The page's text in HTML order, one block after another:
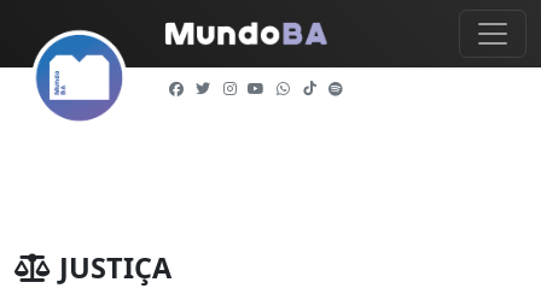
JUSTIÇA